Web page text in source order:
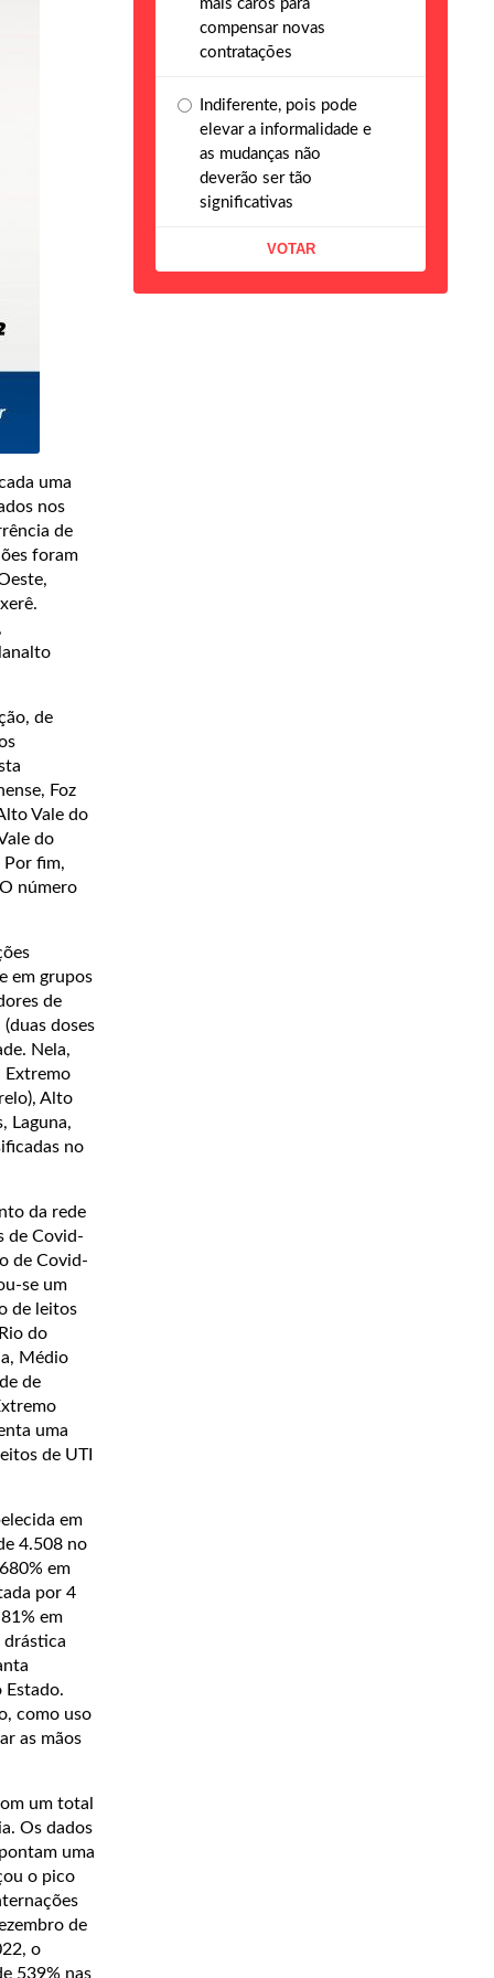
uma
nos
de
foram
de
Foz
Vale do
do
Por fim,
número
em grupos
de
doses
Nela,
Extremo
Alto
Laguna,
no
da rede
de Covid-
de Covid-
se um
de leitos
do
Médio
de
uma
de UTI
em
4.508 no
em
por 4
em
drástica
Estado.
como uso
as mãos
um total
Os dados
uma
o pico
de
o
539% nas
mais caros para
compensar novas
contratações
Indiferente, pois pode
elevar a informalidade e
as mudanças não
deverão ser tão
significativas